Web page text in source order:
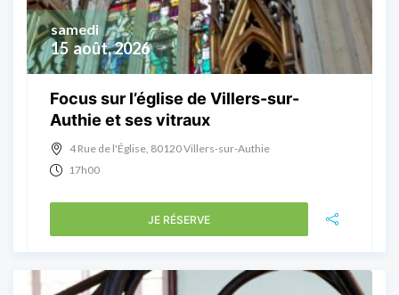
15 août, 2026
samedi
Focus sur l’église de Villers-sur-
Authie et ses vitraux
4 Rue de l'Église, 80120 Villers-sur-Authie
17h00
JE RÉSERVE